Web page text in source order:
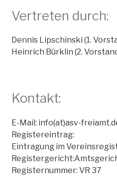
Vertreten durch:
Dennis Lipschinski (1.
Heinrich Bürklin (2.
Kontakt:
E-Mail: info(at)asv-
Registereintrag:
Eintragung im
Registernummer: VR 37